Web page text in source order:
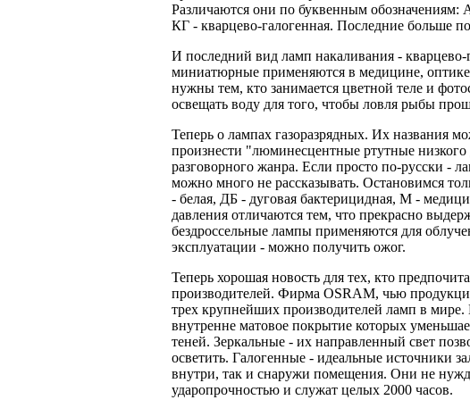
Различаются они по буквенным
КГ - кварцево-галогенная. Последние больше
И последний вид ламп накаливания -
миниатюрные применяются в медицине,
нужны тем, кто занимается цветной теле и
освещать воду для того, чтобы ловля рыбы
Теперь о лампах газоразрядных. Их названия
произнести "люминесцентные ртутные
разговорного жанра. Если просто по-русски -
можно много не рассказывать. Остановимся
- белая, ДБ - дуговая бактерицидная, М -
давления отличаются тем, что прекрасно
бездроссельные лампы применяются для
эксплуатации - можно получить ожог.
Теперь хорошая новость для тех, кто
производителей. Фирма OSRAM, чью
трех крупнейших производителей ламп в
внутренне матовое покрытие которых
теней. Зеркальные - их направленный свет
осветить. Галогенные - идеальные источники
внутри, так и снаружи помещения. Они не
ударопрочностью и служат целых 2000 часов.